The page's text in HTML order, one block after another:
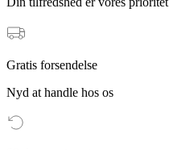
Gratis forsendelse
Nyd at handle hos os